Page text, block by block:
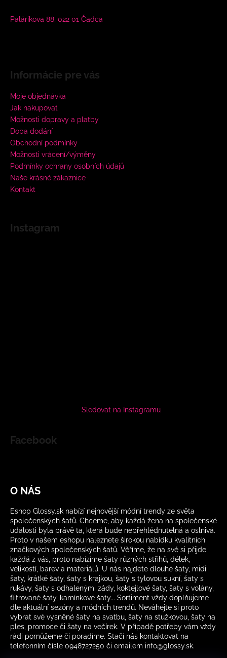
Palárikova 88, 022 01 Čadca
Informácie pre vás
Moje objednávka
Jak nakupovat
Možnosti dopravy a platby
Doba dodání
Obchodní podmínky
Možnosti vrácení/výměny
Podmínky ochrany osobních údajů
Naše krásné zákaznice
Kontakt
Instagram
Sledovat na Instagramu
Facebook
O NÁS
Eshop Glossy.sk nabízí nejnovější módní trendy ze světa
společenských šatů. Chceme, aby každá žena na společenské
události byla právě ta, která bude nepřehlédnutelná a oslnivá.
Proto v našem eshopu naleznete širokou nabídku kvalitních
značkových společenských šatů. Věříme, že na své si přijde
každá z vás, proto nabízíme šaty různých střihů, délek,
velikostí, barev a materiálů. U nás najdete dlouhé šaty, midi
šaty, krátké šaty, šaty s krajkou, šaty s tylovou sukní, šaty s
rukávy, šaty s odhalenými zády, koktejlové šaty, šaty s volány,
flitrované šaty, kamínkové šaty... Sortiment vždy doplňujeme
dle aktuální sezóny a módních trendů. Neváhejte si proto
vybrat své vysněné šaty na svatbu, šaty na stužkovou, šaty na
ples, promoce či šaty na večírek. V případě potřeby vám vždy
rádi pomůžeme či poradíme. Stačí nás kontaktovat na
telefonním čísle 0948727250 či emailem info@glossy.sk.